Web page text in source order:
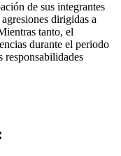
de sus integrantes
dirigidas a
tanto, el
durante el periodo
responsabilidades